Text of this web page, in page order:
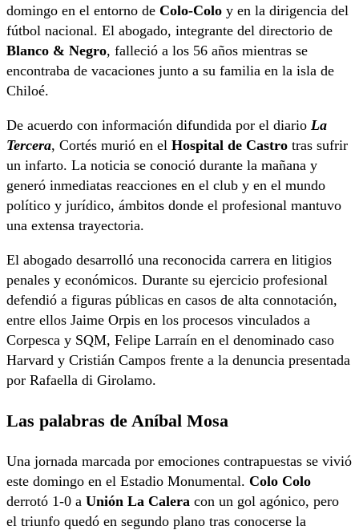
domingo en el entorno de Colo-Colo y en la dirigencia del
fútbol nacional. El abogado, integrante del directorio de
Blanco & Negro, falleció a los 56 años mientras se
encontraba de vacaciones junto a su familia en la isla de
Chiloé.
De acuerdo con información difundida por el diario La
Tercera, Cortés murió en el Hospital de Castro tras sufrir
un infarto. La noticia se conoció durante la mañana y
generó inmediatas reacciones en el club y en el mundo
político y jurídico, ámbitos donde el profesional mantuvo
una extensa trayectoria.
El abogado desarrolló una reconocida carrera en litigios
penales y económicos. Durante su ejercicio profesional
defendió a figuras públicas en casos de alta connotación,
entre ellos Jaime Orpis en los procesos vinculados a
Corpesca y SQM, Felipe Larraín en el denominado caso
Harvard y Cristián Campos frente a la denuncia presentada
por Rafaella di Girolamo.
Las palabras de Aníbal Mosa
Una jornada marcada por emociones contrapuestas se vivió
este domingo en el Estadio Monumental. Colo Colo
derrotó 1-0 a Unión La Calera con un gol agónico, pero
el triunfo quedó en segundo plano tras conocerse la